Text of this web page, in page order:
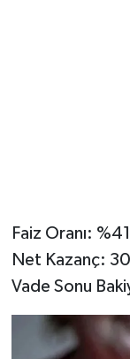
Faiz Oranı:
Net Kazanç:
Vade Sonu